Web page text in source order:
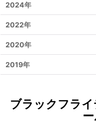
ブラックフラ
2024年
2022年
2020年
2019年